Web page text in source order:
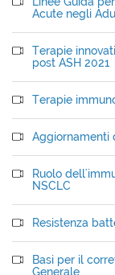
Acute negli
Terapie
post ASH 2021
Terapie
Aggiornamenti
Ruolo
NSCLC
Resistenza
Basi per il
Generale